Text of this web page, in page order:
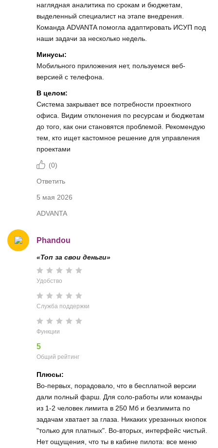
наглядная аналитика по срокам и бюджетам,
выделенный специалист на этапе внедрения.
Команда ADVANTA помогла адаптировать ИСУП под
наши задачи за несколько недель.
Минусы:
Мобильного приложения нет, пользуемся веб-
версией с телефона.
В целом:
Система закрывает все потребности проектного
офиса. Видим отклонения по ресурсам и бюджетам
до того, как они становятся проблемой. Рекомендую
тем, кто ищет кастомное решение для управления
проектами
(0)
Ответить
5 мая 2026
ADVANTA
Phandou
«Топ за свои деньги»
Удобство
Служба поддержки
Функции
5
Общий рейтинг
Плюсы:
Во-первых, порадовало, что в бесплатной версии
дали полный фарш. Для соло-работы или команды
из 1-2 человек лимита в 250 Мб и безлимита по
задачам хватает за глаза. Никаких урезанных кнопок
"только для платных". Во-вторых, интерфейс чистый.
Нет ощущения, что ты в кабине пилота: все меню